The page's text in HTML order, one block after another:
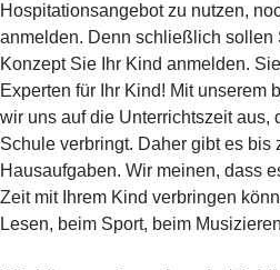
Hospitationsangebot zu nutzen,
anmelden. Denn schließlich sollen
Konzept Sie Ihr Kind anmelden.
Experten für Ihr Kind! Mit unserem
wir uns auf die Unterrichtszeit aus,
Schule verbringt. Daher gibt es bis
Hausaufgaben. Wir meinen, dass
Zeit mit Ihrem Kind verbringen
Lesen, beim Sport, beim